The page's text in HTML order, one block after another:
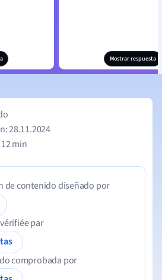
Mostrar respuesta
28.11.2024
min
de contenido diseñado por
par
comprobada por